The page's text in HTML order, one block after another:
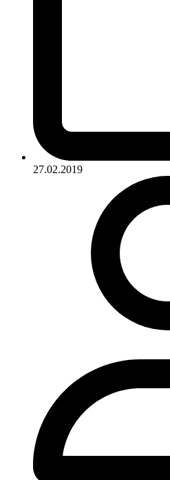
27.02.2019